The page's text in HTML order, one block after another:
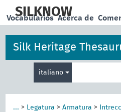
main
SILKNOW
Vocabularios Acerca de
Silk Heritage
italiano
... > Legatura >Armatura >